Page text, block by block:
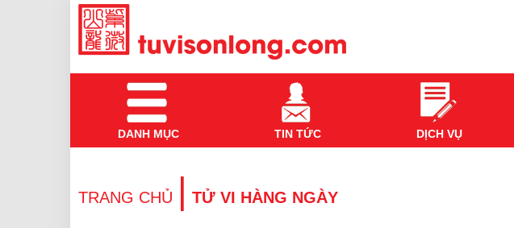
DANH MỤC TIN TỨC DỊCH VỤ
TRANG CHỦ | TỬ VI HÀNG NGÀY